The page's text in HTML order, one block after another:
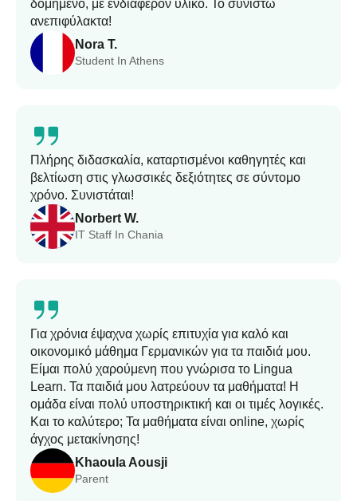
Nora T.
Student In Athens
δομημένο, με ενδιαφέρον υλικό. Το συνιστώ
ανεπιφύλακτα!
Norbert W.
IT Staff In Chania
Πλήρης διδασκαλία, καταρτισμένοι καθηγητές και
βελτίωση στις γλωσσικές δεξιότητες σε σύντομο
χρόνο. Συνιστάται!
Khaoula Aousji
Parent
Για χρόνια έψαχνα χωρίς επιτυχία για καλό και
οικονομικό μάθημα Γερμανικών για τα παιδιά μου.
Είμαι πολύ χαρούμενη που γνώρισα το Lingua
Learn. Τα παιδιά μου λατρεύουν τα μαθήματα! Η
ομάδα είναι πολύ υποστηρικτική και οι τιμές λογικές.
Και το καλύτερο; Τα μαθήματα είναι online, χωρίς
άγχος μετακίνησης!